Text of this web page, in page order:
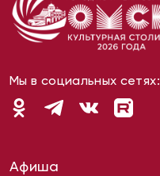
Мы в социальных сетях:
Афиша